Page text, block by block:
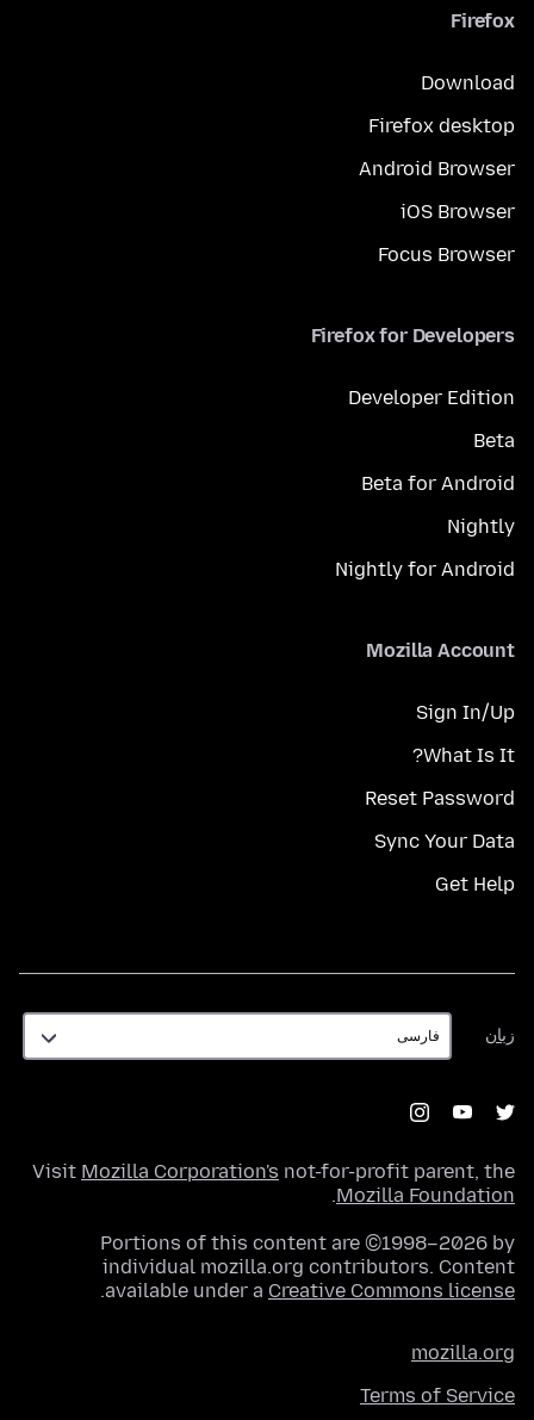
Firefox
Download
Firefox desktop
Android Browser
iOS Browser
Focus Browser
Firefox for Developers
Developer Edition
Beta
Beta for Android
Nightly
Nightly for Android
Mozilla Account
Sign In/Up
What Is It?
Reset Password
Sync Your Data
Get Help
زبان
زبان
Visit Mozilla Corporation's not-for-profit parent, the
Mozilla Foundation
.
Portions of this content are ©1998–2026 by
individual mozilla.org contributors. Content
available under a Creative Commons license
.
mozilla.org
Terms of Service